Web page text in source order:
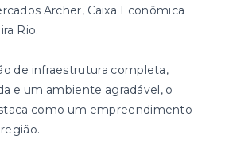
Archer, Caixa Econômica
Rio.
de infraestrutura completa,
e um ambiente agradável, o
como um empreendimento